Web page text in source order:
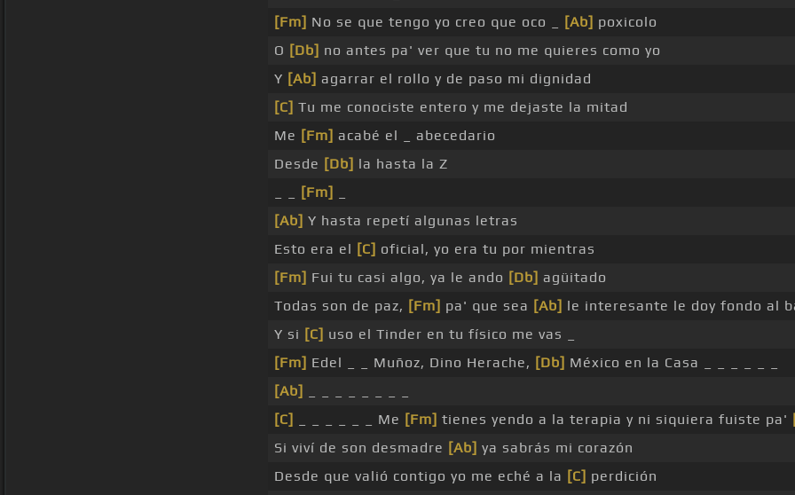
[Fm] No se que tengo yo creo que oco _ [Ab] poxicolo
O [Db] no antes pa' ver que tu no me quieres como yo
Y [Ab] agarrar el rollo y de paso mi dignidad
[C] Tu me conociste entero y me dejaste la mitad
Me [Fm] acabé el _ abecedario
Desde [Db] la hasta la Z
[Fm]
[Ab] Y hasta repetí algunas letras
Esto era el [C] oficial, yo era tu por mientras
[Fm] Fui tu casi algo, ya le ando [Db] agüitado
Todas son de paz, [Fm] pa' que sea [Ab] le interesante le doy fondo al
Y si [C] uso el Tinder en tu físico me vas _
[Fm] Edel _ _ Muñoz, Dino Herache, [Db] México en la Casa _ _ _ _ _ _
[Ab]
[C]
_ _ _ _ _ _ Me [Fm] tienes yendo a la terapia y ni siquiera fuiste pa'
Si viví de son desmadre [Ab] ya sabrás mi corazón
Desde que valió contigo yo me eché a la [C] perdición